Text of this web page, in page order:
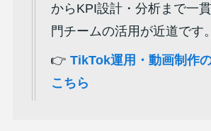
からKPI設計・分析まで一
門チームの活用が近道です。
👉 TikTok運用・動画制作
こちら